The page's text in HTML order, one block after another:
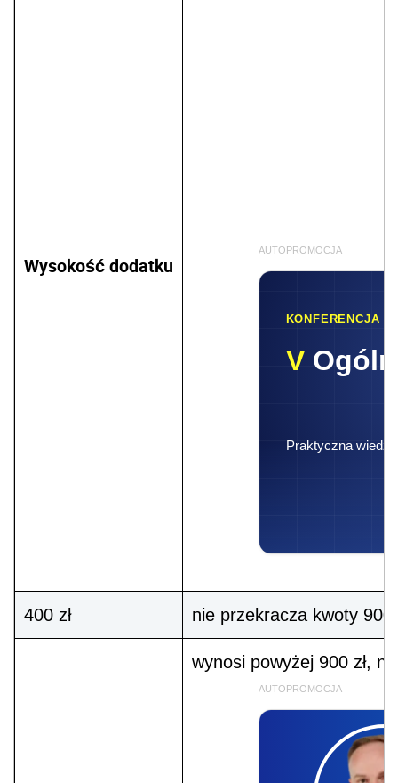
Wysokość dodatku
AUTOPROMOCJA
KONFERENCJA
V
Praktyczna
400 zł nie przekracza kwoty 900
wynosi powyżej 900 zł,
AUTOPROMOCJA